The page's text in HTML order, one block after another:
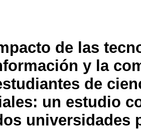
de las
y la
de
un estudio
universidades